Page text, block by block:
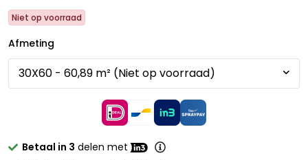
Niet op voorraad
Afmeting
Betaal in 3 delen met